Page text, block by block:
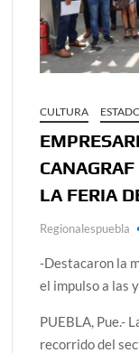
CULTURA
LA FERIA
Regionalespuebla
-Destacaron la
el impulso a las
PUEBLA, Pue.-
recorrido del